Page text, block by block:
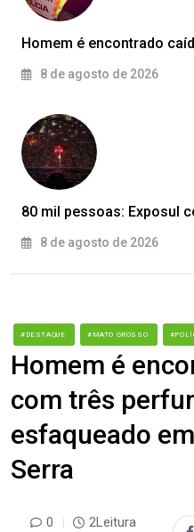
Homem é encontrado
8 de agosto de 2026
80 mil pessoas: Exposul
8 de agosto de 2026
#DESTAQUE #MATO GROSSO
Homem é
com três
esfaqueado
Serra
0 2Leitura